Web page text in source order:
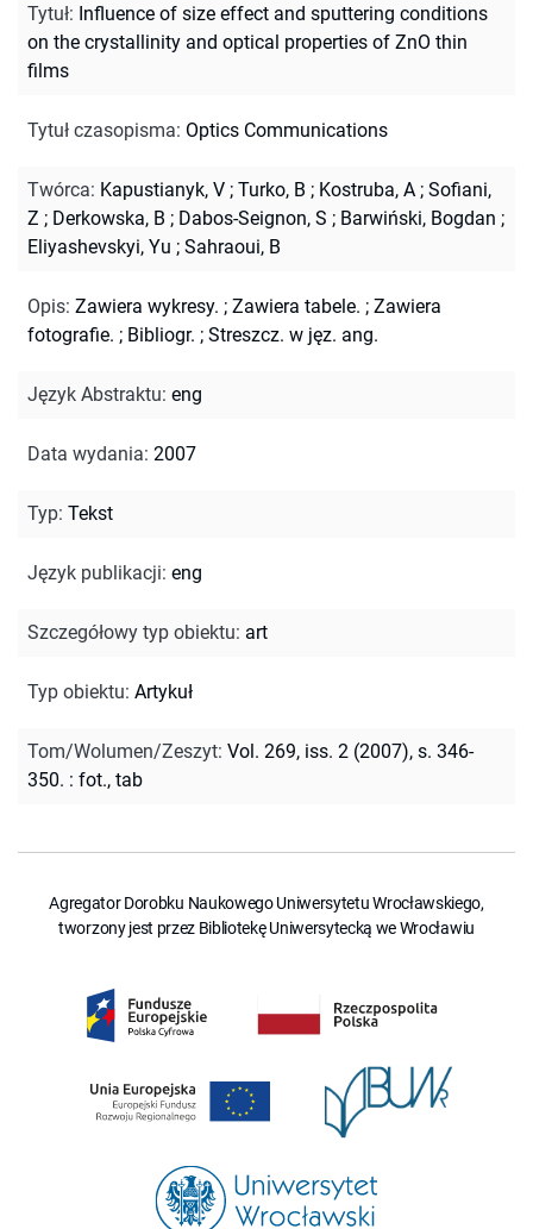
Tytuł: Influence of size effect and sputtering conditions
on the crystallinity and optical properties of ZnO thin
films
Tytuł czasopisma: Optics Communications
Twórca: Kapustianyk, V ; Turko, B ; Kostruba, A ; Sofiani,
Z ; Derkowska, B ; Dabos-Seignon, S ; Barwiński, Bogdan ;
Eliyashevskyi, Yu ; Sahraoui, B
Opis: Zawiera wykresy. ; Zawiera tabele. ; Zawiera
fotografie. ; Bibliogr. ; Streszcz. w jęz. ang.
Język Abstraktu: eng
Data wydania: 2007
Typ: Tekst
Język publikacji: eng
Szczegółowy typ obiektu: art
Typ obiektu: Artykuł
Tom/Wolumen/Zeszyt: Vol. 269, iss. 2 (2007), s. 346-
350. : fot., tab
Agregator Dorobku Naukowego Uniwersytetu Wrocławskiego,
tworzony jest przez Bibliotekę Uniwersytecką we Wrocławiu